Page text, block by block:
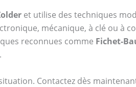
et utilise des techniques
mécanique, à clé ou à
reconnues comme Fichet-
Contactez dès